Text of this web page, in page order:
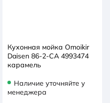
Кухонная мойка Omoikir
Daisen 86-2-CA 4993474
карамель
Наличие уточняйте у
менеджера